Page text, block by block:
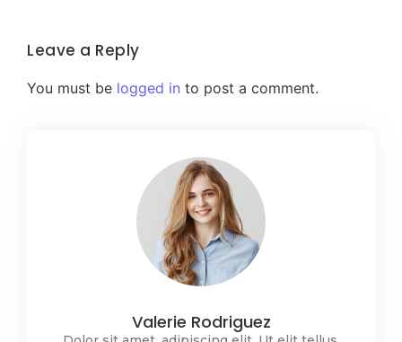
Leave a Reply
You must be logged in to post a comment.
Valerie Rodriguez